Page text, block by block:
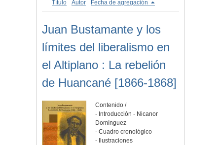
Título
Autor Fecha de agregación
Juan Bustamante y los
límites del liberalismo en
el Altiplano : La rebelión
de Huancané [1866-1868]
Contenido /
- Introducción - Nicanor
Domínguez
- Cuadro cronológico
- Ilustraciones